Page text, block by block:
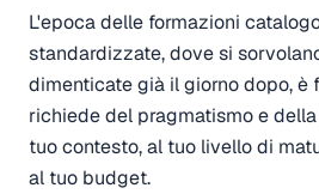
L'epoca delle formazioni
standardizzate, dove si
dimenticate già il giorno dopo, è
richiede del pragmatismo e
tuo contesto, al tuo livello di
al tuo budget.